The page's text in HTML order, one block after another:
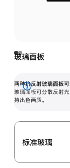
玻璃面板
两种抗反射玻璃面板可
玻璃面板可分散反射
持出色画质。
展
开
标准玻璃